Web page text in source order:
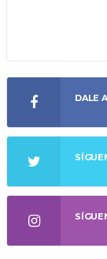
DALE